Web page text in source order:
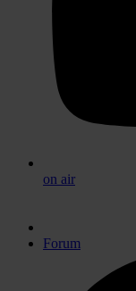
on air
Forum